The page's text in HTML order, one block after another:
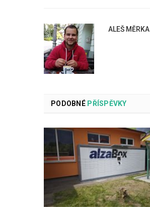
ALEŠ MĚRKA
PODOBNÉPŘÍSPĚVKY